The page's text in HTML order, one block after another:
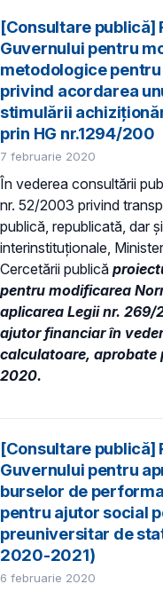
[Consultare publică]
Guvernului pentru
metodologice
privind acordarea
stimulării
prin HG nr.1294/200
7 februarie 2020
În vederea consultării
nr. 52/2003 privind
publică, republicată, dar
interinstituționale,
Cercetării publică
pentru modificarea
aplicarea Legii nr.
ajutor financiar în
calculatoare, aprobate
2020.
[Consultare publică]
Guvernului pentru
burselor de
pentru ajutor social
preuniversitar de
2020-2021)
6 februarie 2020